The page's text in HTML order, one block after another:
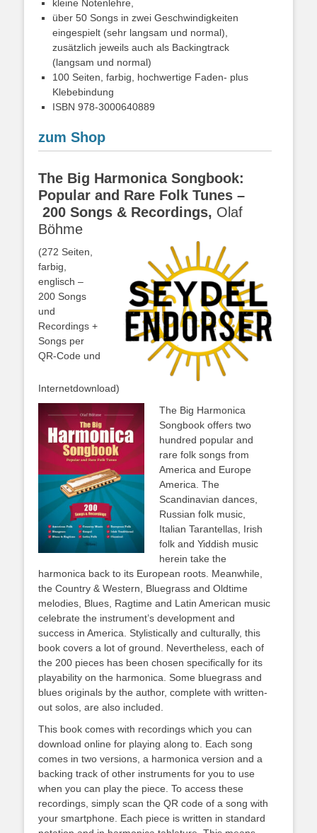
kleine Notenlehre,
über 50 Songs in zwei Geschwindigkeiten
eingespielt (sehr langsam und normal),
zusätzlich jeweils auch als Backingtrack
(langsam und normal)
100 Seiten, farbig, hochwertige Faden- plus
Klebebindung
ISBN 978-3000640889
zum Shop
The Big Harmonica Songbook:
Popular and Rare Folk Tunes –
200 Songs & Recordings, Olaf
Böhme
(272 Seiten,
farbig,
englisch –
200 Songs
und
Recordings +
Songs per
QR-Code und
Internetdownload)
The Big Harmonica
Songbook offers two
hundred popular and
rare folk songs from
America and Europe
America. The
Scandinavian dances,
Russian folk music,
Italian Tarantellas, Irish
folk and Yiddish music
herein take the
harmonica back to its European roots. Meanwhile,
the Country & Western, Bluegrass and Oldtime
melodies, Blues, Ragtime and Latin American music
celebrate the instrument’s development and
success in America. Stylistically and culturally, this
book covers a lot of ground. Nevertheless, each of
the 200 pieces has been chosen specifically for its
playability on the harmonica. Some bluegrass and
blues originals by the author, complete with written-
out solos, are also included.
This book comes with recordings which you can
download online for playing along to. Each song
comes in two versions, a harmonica version and a
backing track of other instruments for you to use
when you can play the piece. To access these
recordings, simply scan the QR code of a song with
your smartphone. Each piece is written in standard